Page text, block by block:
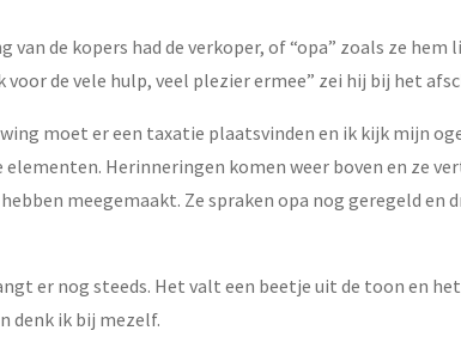
de kopers had de verkoper, of “opa” zoals ze hem
de vele hulp, veel plezier ermee” zei hij bij het
moet er een taxatie plaatsvinden en ik kijk mijn
Herinneringen komen weer boven en ze
meegemaakt. Ze spraken opa nog geregeld en
er nog steeds. Het valt een beetje uit de toon en
denk ik bij mezelf.